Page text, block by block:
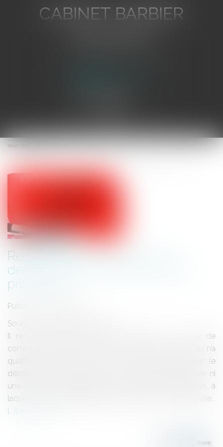
CABINET BARBIER
Ouvrir
le
Vous êtes ici :
Recevabilité de l’action de la
débitrice avant l’ouverture de la
procédure
Publié le :
Source :
Il résulte de l’article L. 626-25, alinéa 3, du Code de
commerce que le commissaire à l’exécution du plan n’a
qualité pour poursuivre ni une action exercée par le
débiteur avant l’ouverture de sa procédure collective ni
une action exercée pendant la période d’observation, à
laquelle le mandataire judiciaire n’avait pas à être appelé...